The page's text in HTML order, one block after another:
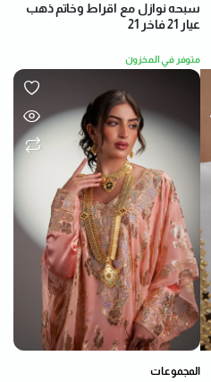
سبحه نوازل مع اقراط وخاتم ذهب
عيار 21 فاخر 21
متوفر في المخزون
المجموعات